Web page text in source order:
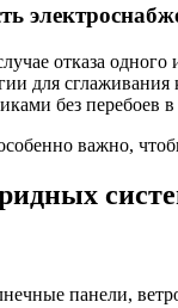
отказа одного
для
без перебоев
важно,
панели,